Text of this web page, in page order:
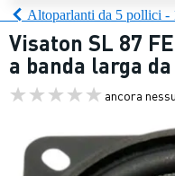
Altoparlanti da 5 pollici -
Visaton SL 87
a banda larga
ancora